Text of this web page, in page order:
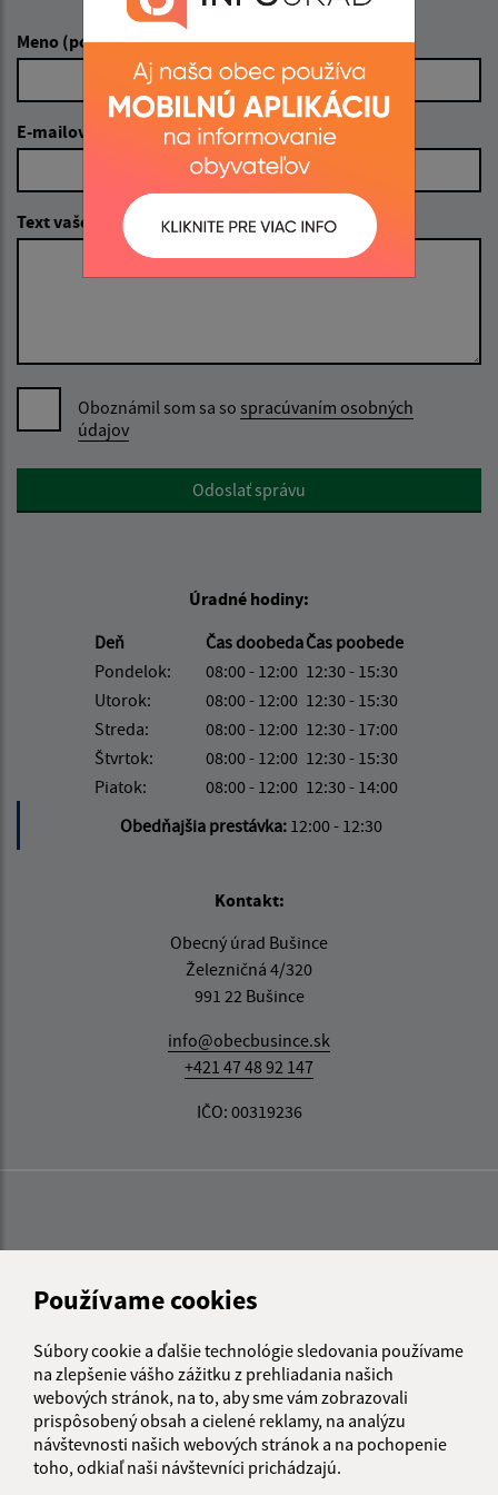
Používame cookies
Súbory cookie a ďalšie technológie sledovania používame
na zlepšenie vášho zážitku z prehliadania našich
webových stránok, na to, aby sme vám zobrazovali
prispôsobený obsah a cielené reklamy, na analýzu
návštevnosti našich webových stránok a na pochopenie
toho, odkiaľ naši návštevníci prichádzajú.
Meno (povinné)
E-mailová adresa (povinné)
Text vašej správy (povinné)
Oboznámil som sa so spracúvaním osobných
údajov
Google reCaptcha ResponseOdoslať správu
Úradné hodiny:
Deň
Čas doobedaČas poobede
Pondelok:
08:00 - 12:00 12:30 - 15:30
Utorok:
08:00 - 12:00 12:30 - 15:30
Streda:
08:00 - 12:00 12:30 - 17:00
Štvrtok:
08:00 - 12:00 12:30 - 15:30
Piatok:
08:00 - 12:00 12:30 - 14:00
Obedňajšia prestávka: 12:00 - 12:30
Kontakt:
Obecný úrad Bušince
Železničná 4/320
991 22 Bušince
info@obecbusince.sk
+421 47 48 92 147
IČO: 00319236